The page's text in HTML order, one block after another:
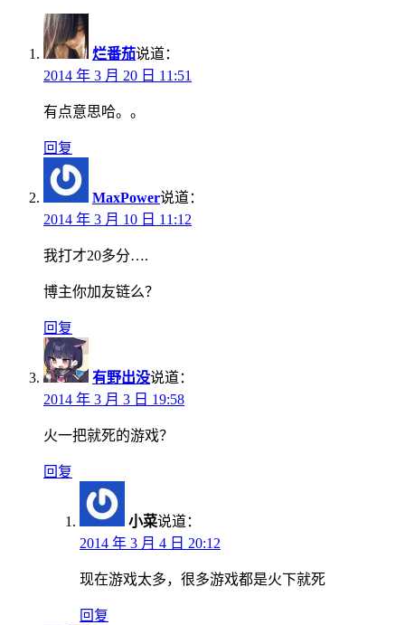
烂番茄说道：
2014 年 3 月 20 日 11:51
有点意思哈。。
回复
MaxPower说道：
2014 年 3 月 10 日 11:12
我打才20多分….
博主你加友链么？
回复
有野出没说道：
2014 年 3 月 3 日 19:58
火一把就死的游戏？
回复
小菜说道：
2014 年 3 月 4 日 20:12
现在游戏太多，很多游戏都是火下就死
回复